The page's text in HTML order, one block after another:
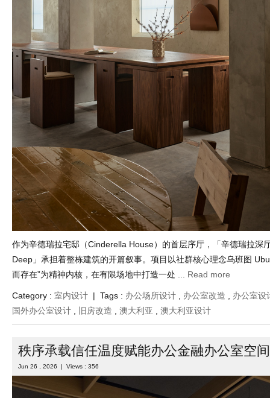
作为辛德瑞拉宅邸（Cinderella House）的首层序厅，「辛德瑞拉深
Deep」承担着整栋建筑的开篇叙事。项目以社群核心理念乌班图
而存在”为精神内核，在有限场地中打造一处 ... Read more
Category : 室内设计 | Tags : 办公场所设计 办公室改造
办公室设
国外办公室设计
旧房改造 澳大利亚 澳大利亚设计
秩序承载信任温度赋能办公金融办公室空
Jun 26 , 2026 | Views : 356